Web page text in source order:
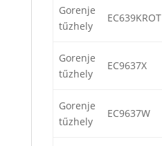
Gorenje
tűzhely
EC639KROT
Gorenje
tűzhely
EC9637X
Gorenje
tűzhely
EC9637W